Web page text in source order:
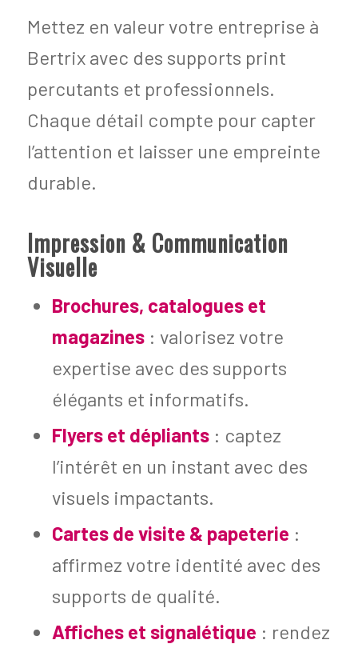
Mettez en valeur votre entreprise à
Bertrix avec des supports print
percutants et professionnels.
Chaque détail compte pour capter
l’attention et laisser une empreinte
durable.
Impression & Communication
Visuelle
Brochures, catalogues et
magazines: valorisez votre
expertise avec des supports
élégants et informatifs.
Flyers et dépliants: captez
l’intérêt en un instant avec des
visuels impactants.
Cartes de visite & papeterie :
affirmez votre identité avec des
supports de qualité.
Affiches et signalétique : rendez